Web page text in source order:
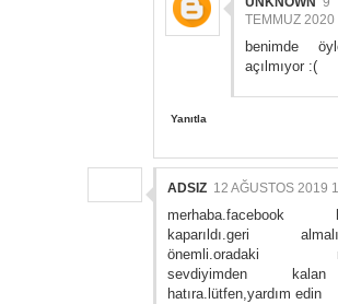
TEMMUZ 2020
benimde
açılmıyor :(
Yanıtla
ADSIZ 12 AĞUSTOS 2019
merhaba.facebook
kaparıldı.geri
önemli.oradaki
sevdiyimden
hatıra.lütfen,yardım edin